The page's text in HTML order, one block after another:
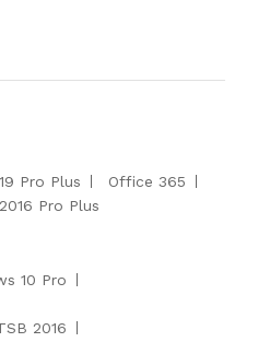
Pro Plus
Office 365
Pro Plus
10 Pro
2016